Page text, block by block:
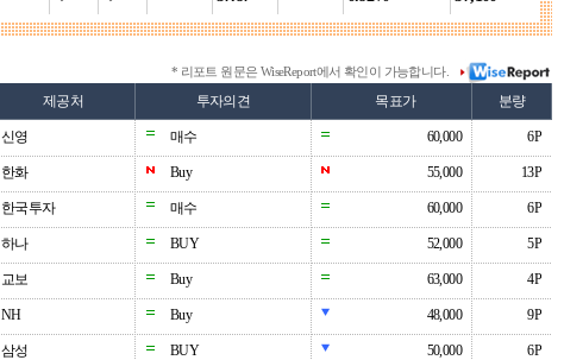
* 리포트 원문은 WiseReport에서 확인이 가능합니다.
제공처 투자의견 목표가 분량
신영 매수 60,000 6P
한화 Buy 55,000 13P
한국투자 매수 60,000 6P
하나 BUY 52,000 5P
교보 Buy 63,000 4P
NH Buy 48,000 9P
삼성 BUY 50,000 6P